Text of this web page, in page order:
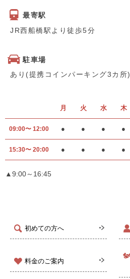
初めての方へ
料金のご案内
最寄駅
JR西船橋駅より徒歩5分
駐車場
あり(提携コインパーキング3カ所)
月 火 水 木
09:00〜 12:00 ● ● ● ●
15:30〜 20:00 ● ● ● ●
▲9:00～16:45